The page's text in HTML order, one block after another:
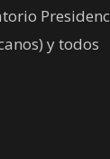
y todos